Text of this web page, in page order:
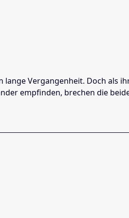
lange Vergangenheit. Doch als
empfinden, brechen die